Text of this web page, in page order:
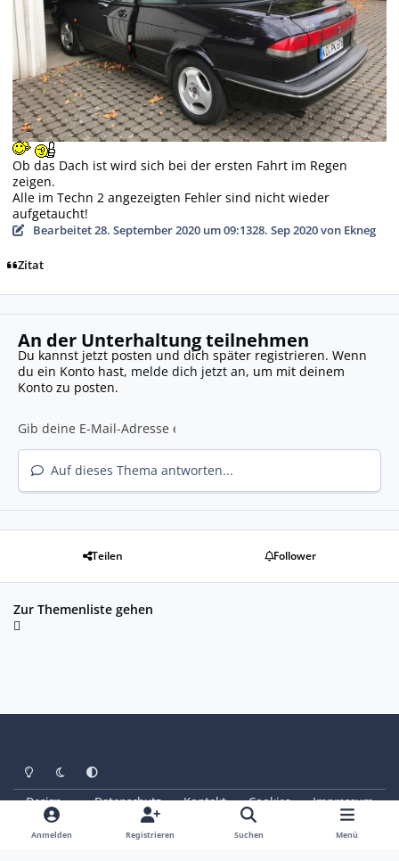
Ob das Dach ist wird sich bei der ersten Fahrt im Regen
zeigen.
Alle im Techn 2 angezeigten Fehler sind nicht wieder
aufgetaucht!
Bearbeitet28. September 2020 um 09:1328. Sep 2020von Ekneg
Zitat
An der Unterhaltung teilnehmen
Du kannst jetzt posten und dich später registrieren. Wenn
du ein Konto hast, melde dich jetzt an, um mit deinem
Konto zu posten.
Auf dieses Thema antworten...
Teilen Follower
Zur Themenliste gehen
Heller ModusDunkler Modus
Systemeinstellung
Design Datenschutz Kontakt Cookies
Impressum
© Copyright 2025 - SAABoteure e. V.
Powered by Invision Community
Anmelden Registrieren Suchen Menü